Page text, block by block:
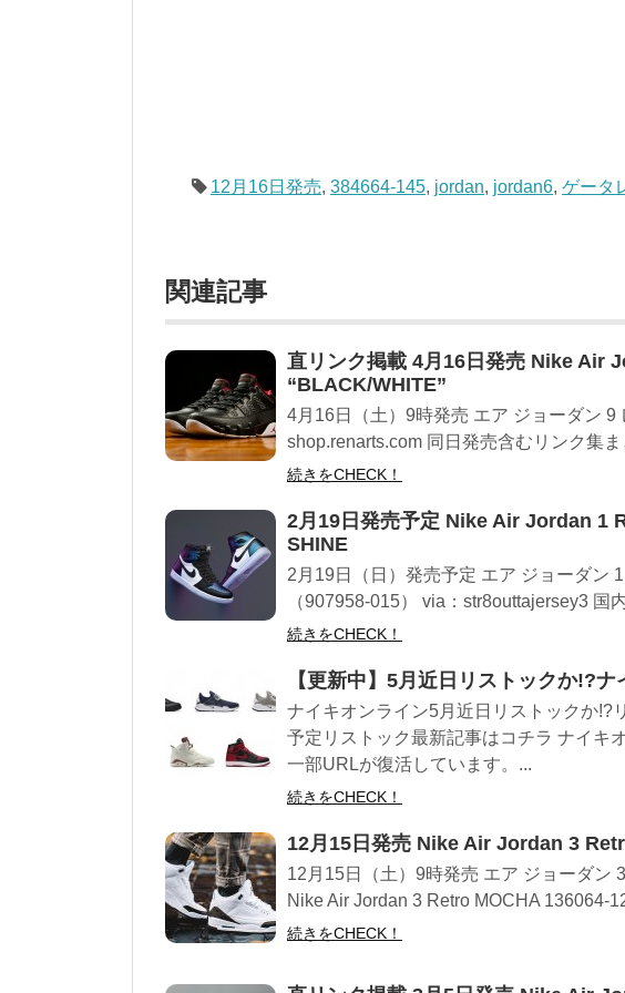
12月16日発売,384664-145, jordan, jordan6,ゲータ
関連記事
直リンク掲載 4月16日発売 Nike Air
“BLACK/WHITE”
4月16日（土）9時発売 エア ジョーダン 9
shop.renarts.com 同日発売含むリンク集
続きをCHECK！
2月19日発売予定 Nike Air Jordan 1
SHINE
2月19日（日）発売予定 エア ジョーダン
（907958-015） via：str8outtajersey3 国
続きをCHECK！
【更新中】5月近日リストックか!?
ナイキオンライン5月近日リストックか!?
予定リストック最新記事はコチラ ナイキ
一部URLが復活しています。...
続きをCHECK！
12月15日発売 Nike Air Jordan 3
12月15日（土）9時発売 エア ジョーダン
Nike Air Jordan 3 Retro MOCHA 136064-
続きをCHECK！